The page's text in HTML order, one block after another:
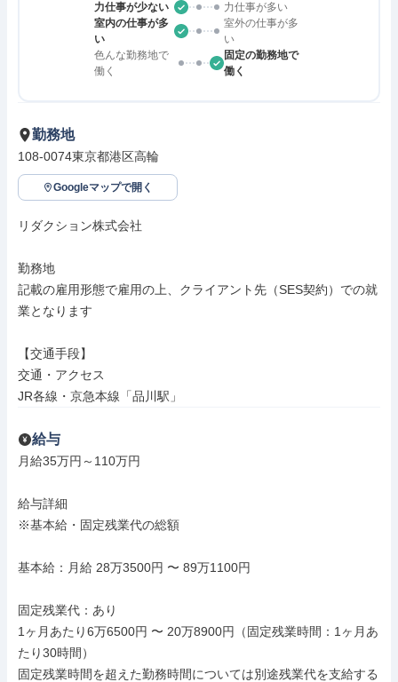
力仕事が少ない
力仕事が多い
室内の仕事が多
い
室外の仕事が多
い
色んな勤務地で
働く
固定の勤務地で
働く
勤務地
108-0074東京都港区高輪
Googleマップで開く
リダクション株式会社
勤務地
記載の雇用形態で雇用の上、クライアント先（SES契約）での就
業となります
【交通手段】
交通・アクセス
JR各線・京急本線「品川駅」
給与
月給35万円～110万円
給与詳細
※基本給・固定残業代の総額
基本給：月給 28万3500円 〜 89万1100円
固定残業代：あり
1ヶ月あたり6万6500円 〜 20万8900円（固定残業時間：1ヶ月あ
たり30時間）
固定残業時間を超えた勤務時間については別途残業代を支給する